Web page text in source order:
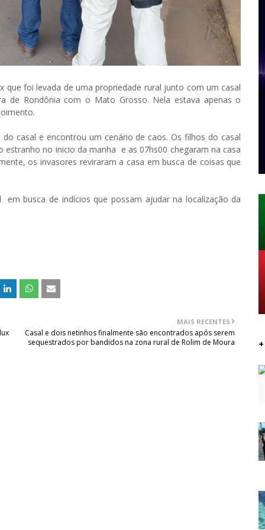
foi levada de uma propriedade rural junto com um casal
de Rondônia com o Mato Grosso. Nela estava apenas o
casal e encontrou um cenário de caos. Os filhos do casal
no inicio da manha e as 07hs00 chegaram na casa
os invasores reviraram a casa em busca de coisas que
busca de indícios que possam ajudar na localização da
MAIS RECENTES
Casal e dois netinhos finalmente são encontrados após serem
sequestrados por bandidos na zona rural de Rolim de Moura